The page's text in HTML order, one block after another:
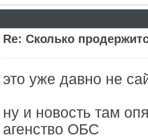
Re: Сколько
это уже давно не
ну и новость там
агенство ОБС